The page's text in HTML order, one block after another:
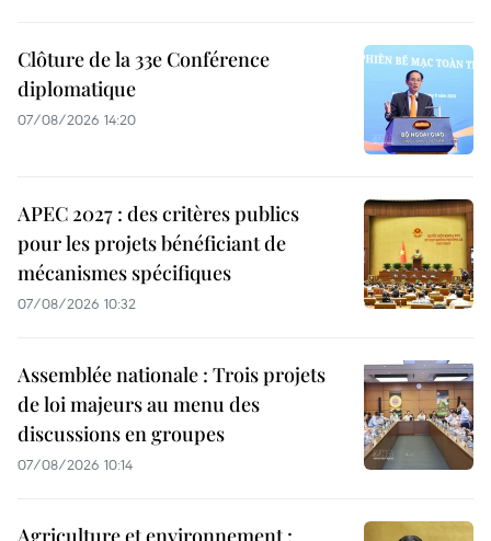
Clôture de la 33e Conférence
diplomatique
07/08/2026 14:20
APEC 2027 : des critères publics
pour les projets bénéficiant de
mécanismes spécifiques
07/08/2026 10:32
Assemblée nationale : Trois projets
de loi majeurs au menu des
discussions en groupes
07/08/2026 10:14